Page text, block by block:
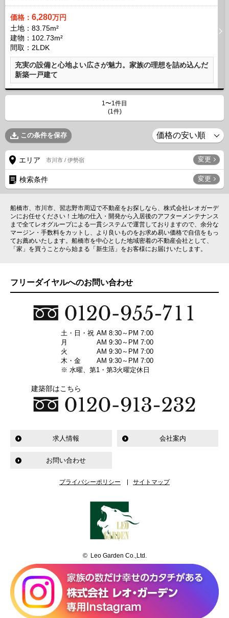
価格： 6,280万円
土地：83.75m²
建物：102.73m²
間取：2LDK
充実の設備と心地よい広さが魅力。家族の理想を詰め込んだ
新築一戸建て
1〜1件目
(1件)
この条件を保存
エリア 市川市 / 伊勢宿 変更
検索条件 変更
船橋市、市川市、習志野市周辺で不動産をお探しなら、株式会社レオガーデ
ンにお任せください！土地の仕入・開発から入居後のアフターメンテナンス
まで全てレオグループによる一貫システムで運営しておりますので、余分な
マージン・手数料をカットし、より良いものをお求め易い価格で自信をもっ
てお薦めいたします。船橋市を中心とした地域密着の不動産会社として、
「家」を買うことから始まる「新生活」をお客様にお届けいたします。
フリーダイヤルへのお問い合わせ
土・日・祝 AM 8:30～PM 7:00
月
AM 9:30～PM 7:00
火
AM 9:30～PM 7:00
木・金
AM 9:30～PM 7:00
※ 水曜、第1・第3火曜定休日
建築部はこちら
求人情報 会社案内
お問い合わせ
プライバシーポリシー サイトマップ
© Leo Garden Co.,Ltd.